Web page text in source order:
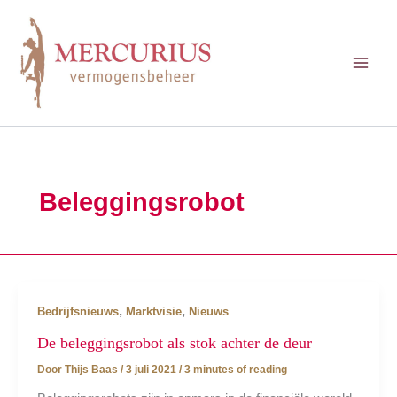
inhoud
Beleggingsrobot
Bedrijfsnieuws, Marktvisie, Nieuws
De beleggingsrobot als stok achter de deur
Door Thijs Baas / 3 juli 2021 / 3 minutes of reading